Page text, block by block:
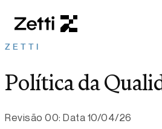
ZETTI
Política da
Revisão 00: Data 10/04/26